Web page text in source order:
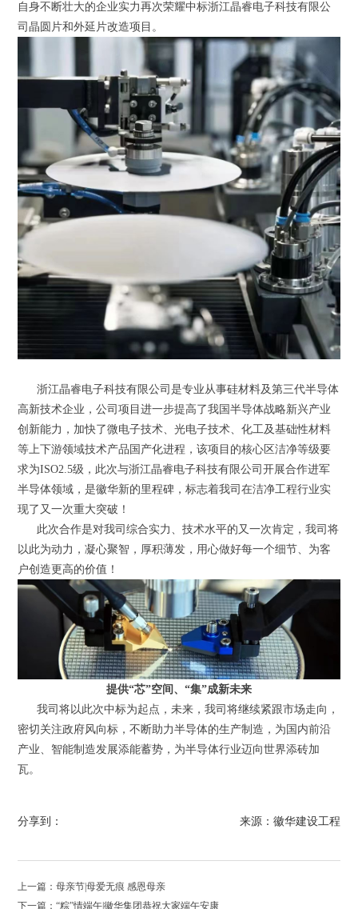
自身不断壮大的企业实力再次荣耀中标浙江晶睿电子科技有限公
司晶圆片和外延片改造项目。
浙江晶睿电子科技有限公司是专业从事硅材料及第三代半导体
高新技术企业，公司项目进一步提高了我国半导体战略新兴产业
创新能力，加快了微电子技术、光电子技术、化工及基础性材料
等上下游领域技术产品国产化进程，该项目的核心区洁净等级要
求为ISO2.5级，此次与浙江晶睿电子科技有限公司开展合作进军
半导体领域，是徽华新的里程碑，标志着我司在洁净工程行业实
现了又一次重大突破！
此次合作是对我司综合实力、技术水平的又一次肯定，我司将
以此为动力，凝心聚智，厚积薄发，用心做好每一个细节、为客
户创造更高的价值！
提供“芯”空间、“集”成新未来
我司将以此次中标为起点，未来，我司将继续紧跟市场走向，
密切关注政府风向标，不断助力半导体的生产制造，为国内前沿
产业、智能制造发展添能蓄势，为半导体行业迈向世界添砖加
瓦。
分享到： 来源：徽华建设工程
上一篇：母亲节|母爱无痕 感恩母亲
下一篇：“粽”情端午|徽华集团恭祝大家端午安康